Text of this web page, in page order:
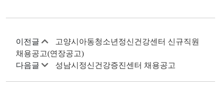
이전글
고양시아동청소년정신건강센터 신규직원
채용공고(연장공고)
다음글
성남시정신건강증진센터 채용공고